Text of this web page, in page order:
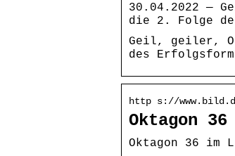
30.04.2022 —
die 2. Folge
Geil, geiler,
des
http s://
Oktagon
Oktagon 36 im